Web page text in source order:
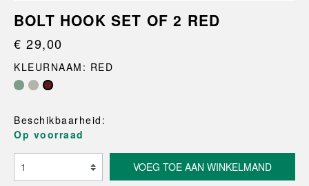
BOLT HOOK SET OF 2 RED
€ 29,00
KLEURNAAM: RED
Beschikbaarheid:
Op voorraad
VOEG TOE AAN WINKELMAND